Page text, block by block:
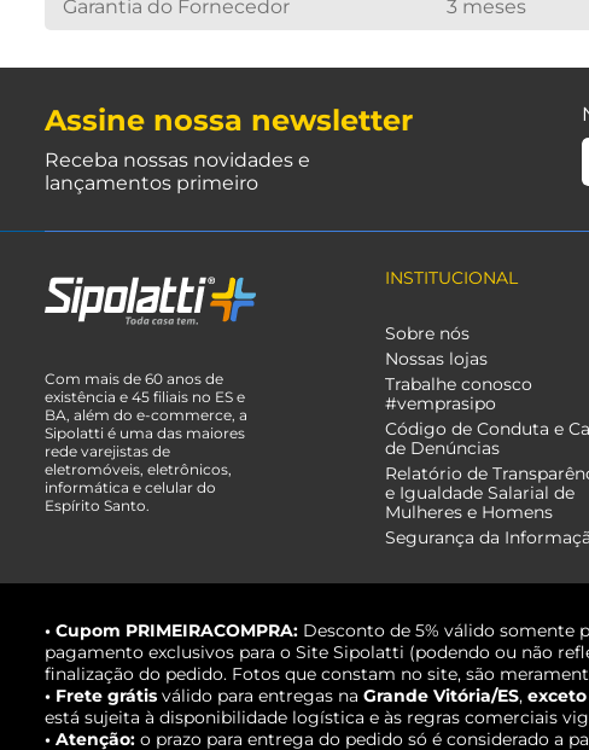
Garantia do Fornecedor 3 meses
Assine nossa newsletter
Receba nossas novidades e
lançamentos primeiro
Com mais de 60 anos de
existência e 45 filiais no ES e
BA, além do e-commerce, a
Sipolatti é uma das maiores
rede varejistas de
eletromóveis, eletrônicos,
informática e celular do
Espírito Santo.
INSTITUCIONAL
Sobre nós
Nossas lojas
Trabalhe conosco
#vemprasipo
Código de Conduta e
de Denúncias
Relatório de
e Igualdade Salarial de
Mulheres e Homens
Segurança da
• Cupom PRIMEIRACOMPRA: Desconto de 5% válido somente
pagamento exclusivos para o Site Sipolatti (podendo ou não
finalização do pedido. Fotos que constam no site, são
• Frete grátis válido para entregas na Grande Vitória/ES,
está sujeita à disponibilidade logística e às regras comerciais
• Atenção: o prazo para entrega do pedido só é considerado a